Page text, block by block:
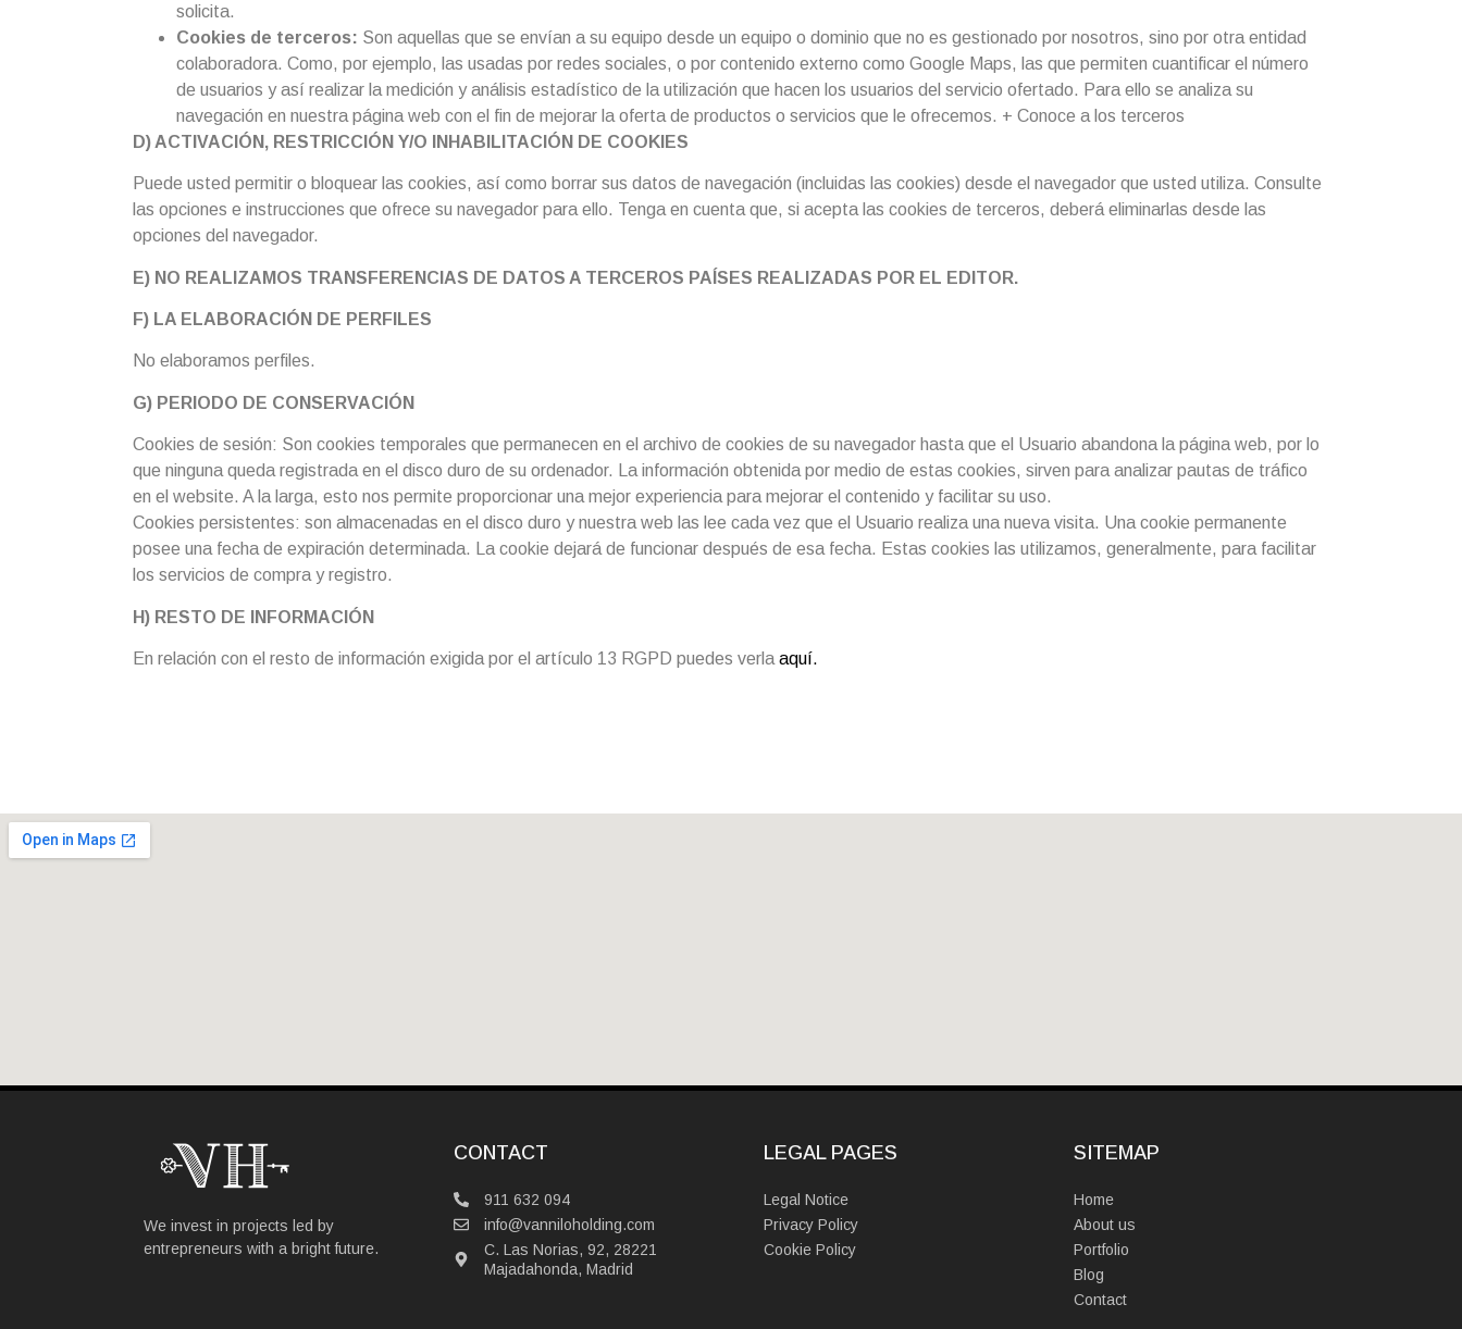
solicita.
Cookies de terceros: Son aquellas que se envían a su equipo desde un equipo o dominio que no es gestionado por nosotros, sino por otra entidad
colaboradora. Como, por ejemplo, las usadas por redes sociales, o por contenido externo como Google Maps, las que permiten cuantificar el número
de usuarios y así realizar la medición y análisis estadístico de la utilización que hacen los usuarios del servicio ofertado. Para ello se analiza su
navegación en nuestra página web con el fin de mejorar la oferta de productos o servicios que le ofrecemos. + Conoce a los terceros
D) ACTIVACIÓN, RESTRICCIÓN Y/O INHABILITACIÓN DE COOKIES
Puede usted permitir o bloquear las cookies, así como borrar sus datos de navegación (incluidas las cookies) desde el navegador que usted utiliza. Consulte
las opciones e instrucciones que ofrece su navegador para ello. Tenga en cuenta que, si acepta las cookies de terceros, deberá eliminarlas desde las
opciones del navegador.
E) NO REALIZAMOS TRANSFERENCIAS DE DATOS A TERCEROS PAÍSES REALIZADAS POR EL EDITOR.
F) LA ELABORACIÓN DE PERFILES
No elaboramos perfiles.
G) PERIODO DE CONSERVACIÓN
Cookies de sesión: Son cookies temporales que permanecen en el archivo de cookies de su navegador hasta que el Usuario abandona la página web, por lo
que ninguna queda registrada en el disco duro de su ordenador. La información obtenida por medio de estas cookies, sirven para analizar pautas de tráfico
en el website. A la larga, esto nos permite proporcionar una mejor experiencia para mejorar el contenido y facilitar su uso.
Cookies persistentes: son almacenadas en el disco duro y nuestra web las lee cada vez que el Usuario realiza una nueva visita. Una cookie permanente
posee una fecha de expiración determinada. La cookie dejará de funcionar después de esa fecha. Estas cookies las utilizamos, generalmente, para facilitar
los servicios de compra y registro.
H) RESTO DE INFORMACIÓN
En relación con el resto de información exigida por el artículo 13 RGPD puedes verla aquí.
We invest in projects led by
entrepreneurs with a bright future.
CONTACT
911 632 094
info@vanniloholding.com
C. Las Norias, 92, 28221
Majadahonda, Madrid
LEGAL PAGES
Legal Notice
Privacy Policy
Cookie Policy
SITEMAP
Home
About us
Portfolio
Blog
Contact